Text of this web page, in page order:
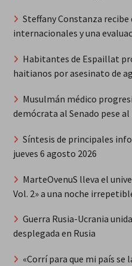
Steffany Constanza
internacionales y una
Habitantes de Espaillat
haitianos por asesinato de
Musulmán médico
demócrata al Senado pese
Síntesis de principales
jueves 6 agosto 2026
MarteOvenuS lleva el
Vol. 2» a una noche
Guerra Rusia-Ucrania
desplegada en Rusia
«Corrí para que mi país se